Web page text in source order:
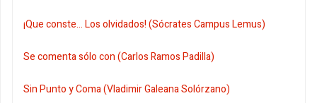
¡Que conste... Los olvidados! (Sócrates Campus Lemus)
Se comenta sólo con (Carlos Ramos Padilla)
Sin Punto y Coma (Vladimir Galeana Solórzano)